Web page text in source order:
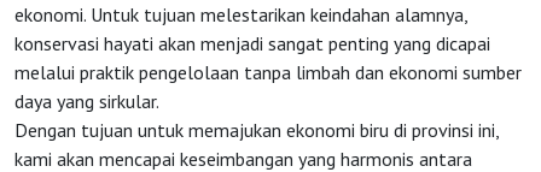
Agenda
Investasi
ekonomi. Untuk tujuan melestarikan keindahan alamnya,
konservasi hayati akan menjadi sangat penting yang dicapai
melalui praktik pengelolaan tanpa limbah dan ekonomi sumber
daya yang sirkular.
Dengan tujuan untuk memajukan ekonomi biru di provinsi ini,
kami akan mencapai keseimbangan yang harmonis antara